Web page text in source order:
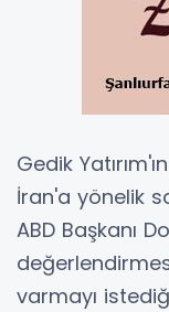
Gedik
İran'a yönelik
ABD Başkanı
varmayı